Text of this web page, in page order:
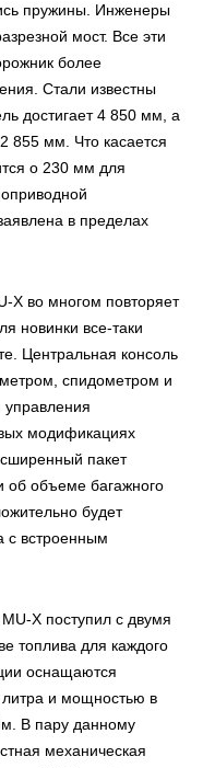
пружины. Инженеры
мост. Все эти
более
Стали известны
достигает 4 850 мм, а
855 мм. Что касается
о 230 мм для
в пределах
X во многом повторяет
новинки все-таки
Центральная консоль
спидометром и
управления
модификациях
пакет
об объеме багажного
будет
с встроенным
X поступил с двумя
топлива для каждого
оснащаются
и мощностью в
В пару данному
механическая